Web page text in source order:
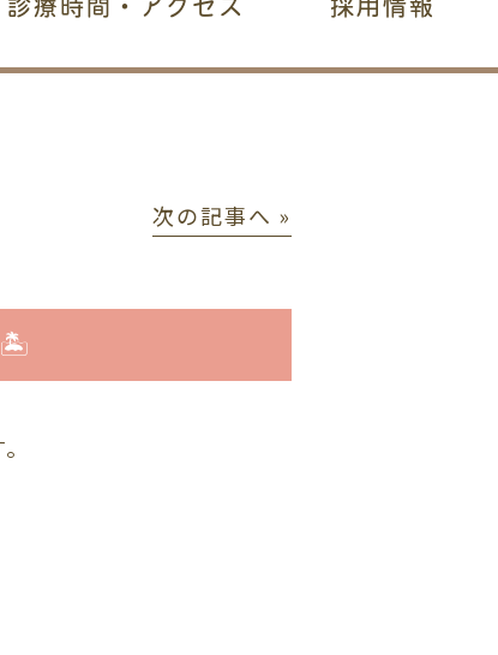
診療時間・アクセス 採用情報
次の記事へ »
🏝️